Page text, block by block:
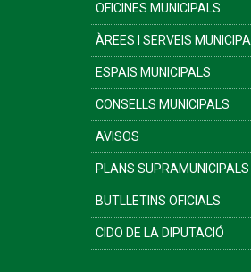
OFICINES MUNICIPALS
ÀREES I SERVEIS
ESPAIS MUNICIPALS
CONSELLS MUNICIPALS
AVISOS
PLANS SUPRAMUNICIPALS
BUTLLETINS OFICIALS
CIDO DE LA DIPUTACIÓ